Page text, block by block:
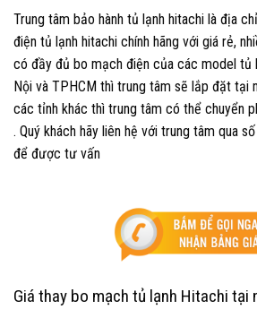
Trung tâm bảo hành tủ lạnh hitachi là địa
điện tủ lạnh hitachi chính hãng với giá rẻ,
có đầy đủ bo mạch điện của các model tủ
Nội và TPHCM thì trung tâm sẽ lắp đặt tại
các tỉnh khác thì trung tâm có thể chuyển
. Quý khách hãy liên hệ với trung tâm qua
để được tư vấn
Giá thay bo mạch tủ lạnh Hitachi tại